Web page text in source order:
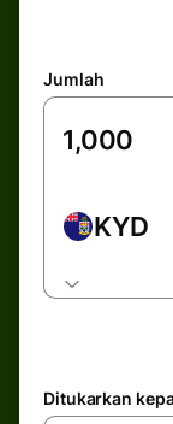
Jumlah
KYD
Ditukarkan